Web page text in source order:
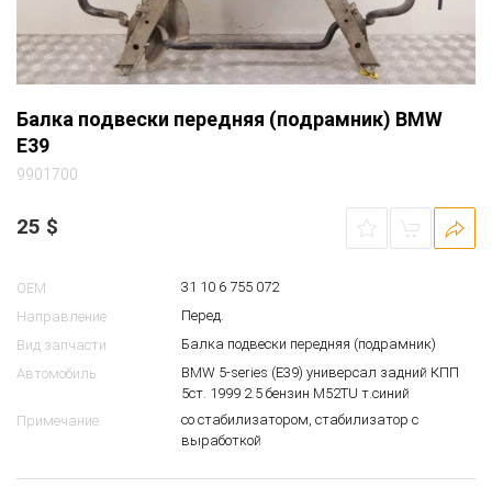
Балка подвески передняя (подрамник) BMW
E39
9901700
25 $
OEM
31 10 6 755 072
Направление
Перед.
Вид запчасти
Балка подвески передняя (подрамник)
Автомобиль
BMW 5-series (E39) универсал задний КПП
5ст. 1999 2.5 бензин M52TU т.синий
Примечание
со стабилизатором, стабилизатор с
выработкой